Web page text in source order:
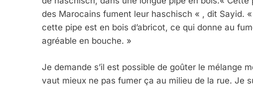
des Marocains fument leur haschisch « , dit Sayid.
cette pipe est en bois d’abricot, ce qui donne au
agréable en bouche. »
Je demande s’il est possible de goûter le mélange
vaut mieux ne pas fumer ça au milieu de la rue. Je